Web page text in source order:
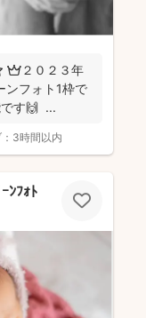
👑２０２３年
ンフォト1枠で
す🙌 ...
3時間以内
ﾝﾌｫﾄ